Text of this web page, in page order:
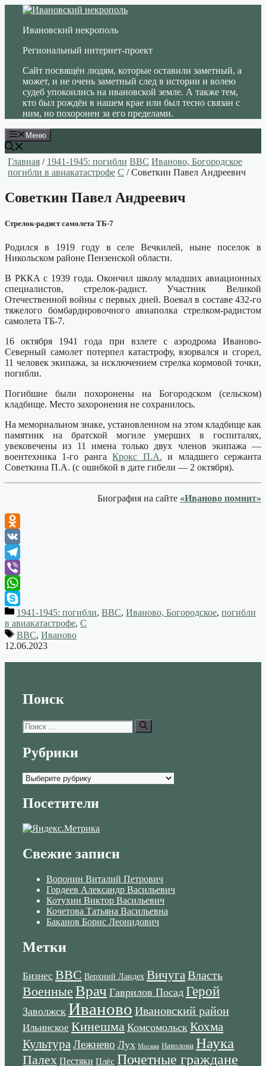
Перейти
содержимому
Ивановский некрополь
Региональный интернет-проект
Сайт посвящён людям, которые оставили заметный, а
может, и не очень заметный след в истории и волею
судеб упокоились на ивановской земле. А также тем,
кто был рождён в нашем крае или был тесно связан с
ним, но похоронен за его пределами.
Меню
Главная / 1941-1945: погибли ВВС Иваново, Богородское
погибли в авиакатастрофе С / Советкин Павел Андреевич
Советкин Павел Андреевич
Стрелок-радист самолета ТБ-7
Родился в 1919 году в селе Вечкилей, ныне поселок в
Никольском районе Пензенской области.
В РККА с 1939 года. Окончил школу младших авиационных
специалистов, стрелок-радист. Участник Великой
Отечественной войны с первых дней. Воевал в составе 432-го
тяжелого бомбардировочного авиаполка стрелком-радистом
самолета ТБ-7.
16 октября 1941 года при взлете с аэродрома Иваново-
Северный самолет потерпел катастрофу, взорвался и сгорел,
11 человек экипажа, за исключением стрелка кормовой точки,
погибли.
Погибшие были похоронены на Богородском (сельском)
кладбище. Место захоронения не сохранилось.
На мемориальном знаке, установленном на этом кладбище как
памятник на братской могиле умерших в госпиталях,
увековечены из 11 имена только двух членов экипажа —
воентехника 1-го рангаКрокс П.А. и младшего сержанта
Советкина П.А. (с ошибкой в дате гибели — 2 октября).
Биография на сайте «Иваново помнит»
Odnoklassniki
VK
Telegram
Viber
WhatsApp
Skype1941-1945: погибли, ВВС, Иваново, Богородское, погибли
в авиакатастрофе, С
ВВС, Иваново
12.06.2023
Поиск
Поиск:
Рубрики
Рубрики
Посетители
Свежие записи
Воронин Виталий Петрович
Гордеев Александр Васильевич
Котухин Виктор Васильевич
Кочетова Татьяна Васильевна
Баканов Борис Леонидович
Метки
Бизнес ВВС Верхний Ландех ВичугаВласть
Военные Врач Гаврилов Посад Герой
Заволжск Иваново Ивановский район
Ильинское Кинешма Комсомольск Кохма
Культура Лежнево Лух Москва Наволоки Наука
Палех Пестяки Плёс Почетные граждане